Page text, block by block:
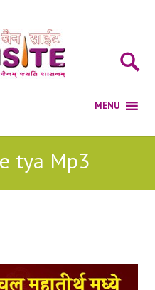
tya Mp3